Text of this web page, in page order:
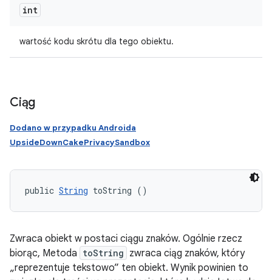
int
wartość kodu skrótu dla tego obiektu.
Ciąg
Dodano w przypadku Androida
UpsideDownCakePrivacySandbox
public String toString ()
Zwraca obiekt w postaci ciągu znaków. Ogólnie rzecz
biorąc, Metoda toString zwraca ciąg znaków, który
„reprezentuje tekstowo” ten obiekt. Wynik powinien to